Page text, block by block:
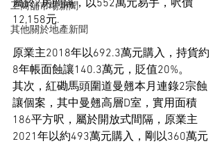
工商舖市場新聞
其他關於地產新聞
屬於2房間隔，以552萬元易手，呎價
12,158元.
原業主2018年以692.3萬元購入，持貨約
8年帳面蝕讓140.3萬元，貶值20%。
其次，紅磡馬頭圍道曼翹本月連錄2宗蝕
讓個案，其中曼翹高層D室，實用面積
186平方呎，屬於開放式間隔，原業主
2021年以約493萬元購入，剛以360萬元